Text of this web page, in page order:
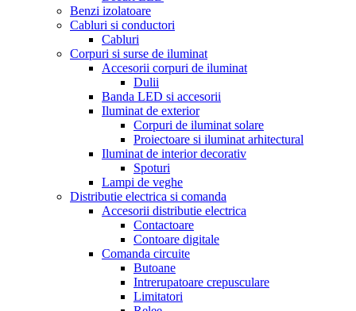
Benzi izolatoare
Cabluri si conductori
Cabluri
Corpuri si surse de iluminat
Accesorii corpuri de iluminat
Dulii
Banda LED si accesorii
Iluminat de exterior
Corpuri de iluminat solare
Proiectoare si iluminat arhitectural
Iluminat de interior decorativ
Spoturi
Lampi de veghe
Distributie electrica si comanda
Accesorii distributie electrica
Contactoare
Contoare digitale
Comanda circuite
Butoane
Intrerupatoare crepusculare
Limitatori